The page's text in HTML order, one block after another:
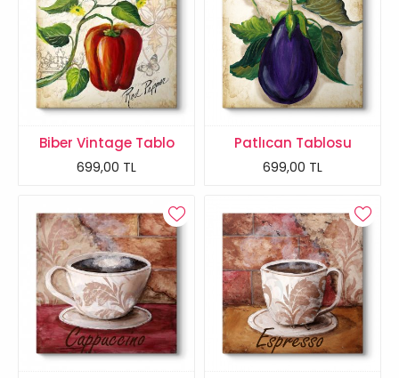
Biber Vintage Tablo
699,00 TL
Patlıcan Tablosu
699,00 TL